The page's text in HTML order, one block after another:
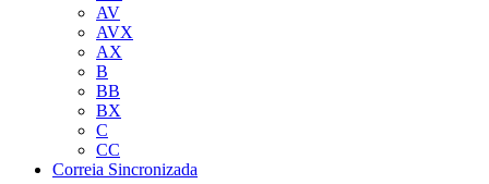
AV
AVX
AX
B
BB
BX
C
CC
Correia Sincronizada